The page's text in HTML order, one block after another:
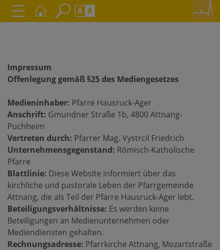
AAA
Kontrasteinstellungen
A A
Impressum
Offenlegung gemäß §25 des Mediengesetzes
Medieninhaber: Pfarre Hausruck-Ager
Anschrift: Gmundner Straße 1b, 4800 Attnang-
Puchheim
Vertreten durch: Pfarrer Mag. Vystrcil Friedrich
Unternehmensgegenstand: Römisch-Katholische
Pfarre
Blattlinie: Diese Website informiert über das
kirchliche und pastorale Leben der Pfarrgemeinde
Attnang, die als Teil der Pfarre Hausruck-Ager lebt.
Beteiligungsverhältnisse: Es werden keine
Beteiligungen an Medienunternehmen oder
Mediendiensten gehalten.
Rechnungsadresse: Pfarrkirche Attnang, Mozartstraße